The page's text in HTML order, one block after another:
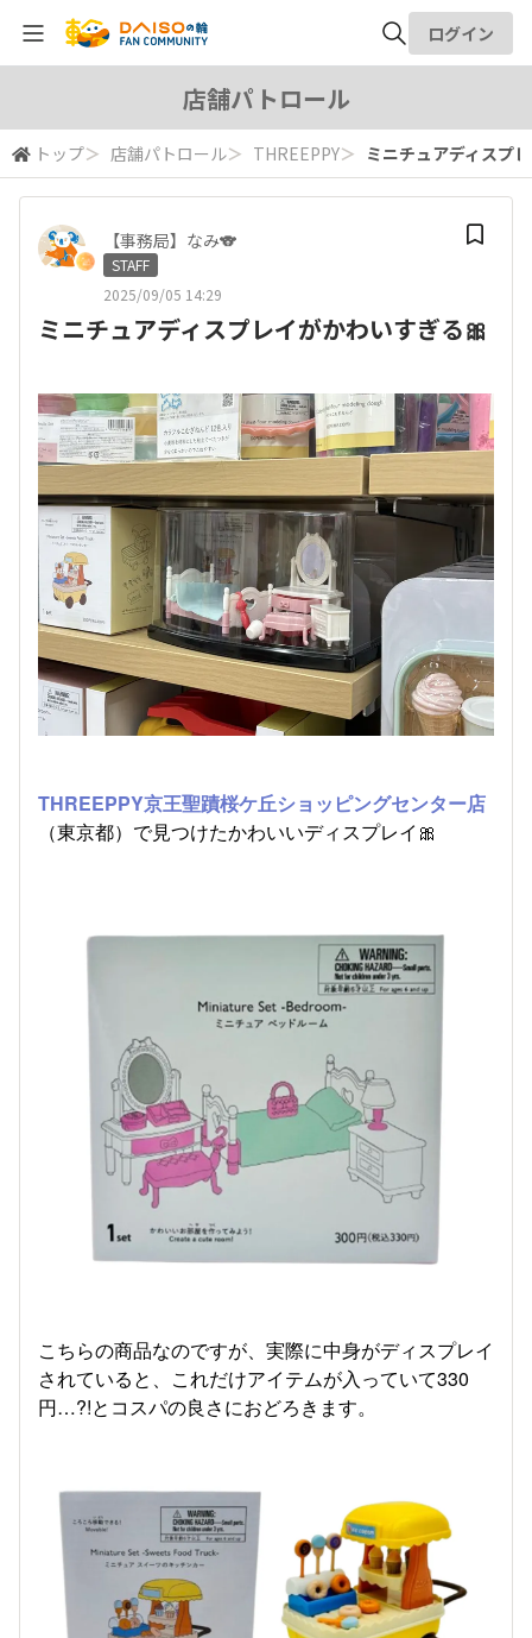
検索
ログイン
店舗パトロール
トップ＞ 店舗パトロール＞ THREEPPY＞ ミニチュアディスプ
【事務局】なみ🐨
STAFF
2025/09/05 14:29
ミニチュアディスプレイがかわいすぎる🎀
THREEPPY京王聖蹟桜ケ丘ショッピングセンター店
（東京都）で見つけたかわいいディスプレイ🎀
こちらの商品なのですが、実際に中身がディスプレイ
されていると、これだけアイテムが入っていて330
円…?!とコスパの良さにおどろきます。